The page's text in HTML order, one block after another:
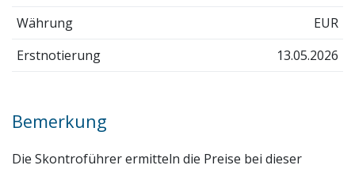
Währung
EUR
Erstnotierung
13.05.2026
Bemerkung
Die Skontroführer ermitteln die Preise bei dieser